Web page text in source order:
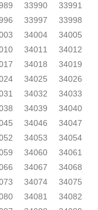
33990
33991
33997
33998
34004
34005
34011
34012
34018
34019
34025
34026
34032
34033
34039
34040
34046
34047
34053
34054
34060
34061
34067
34068
34074
34075
34081
34082